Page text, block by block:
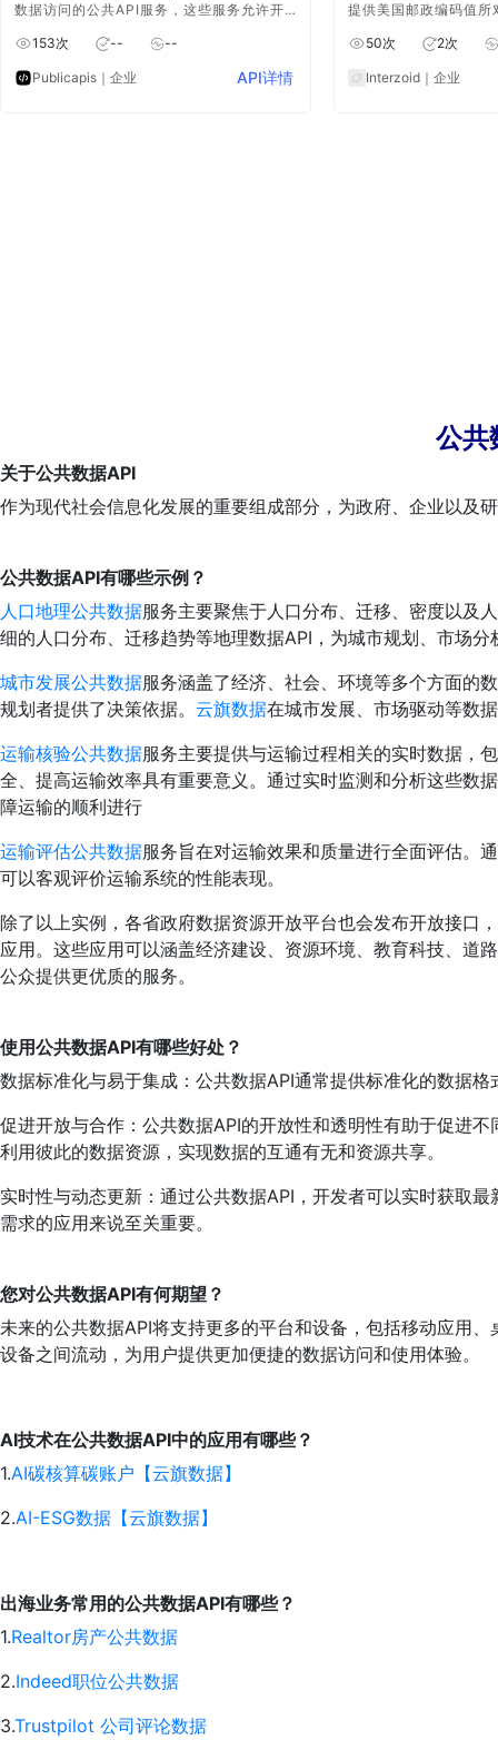
数据访问的公共API服务，这些服务允许开
据，包括地理、人口统计、经济等多方面的
信息。
153次 -- --
Publicapis ｜企业 API详情
提供美国邮政编码值所
准的相关人口数据，
力的数据支持。
50次 2次
Interzoid ｜企业
公共
关于公共数据API
作为现代社会信息化发展的重要组成部分，为政府、企业以及
公共数据API有哪些示例？
人口地理公共数据服务主要聚焦于人口分布、迁移、密度以及
细的人口分布、迁移趋势等地理数据API，为城市规划、市场分
城市发展公共数据服务涵盖了经济、社会、环境等多个方面的
规划者提供了决策依据。 云旗数据在城市发展、市场驱动等数
运输核验公共数据服务主要提供与运输过程相关的实时数据，
全、提高运输效率具有重要意义。通过实时监测和分析这些数
障运输的顺利进行
运输评估公共数据服务旨在对运输效果和质量进行全面评估。
可以客观评价运输系统的性能表现。
除了以上实例，各省政府数据资源开放平台也会发布开放接口
应用。这些应用可以涵盖经济建设、资源环境、教育科技、道
公众提供更优质的服务。
使用公共数据API有哪些好处？
数据标准化与易于集成：公共数据API通常提供标准化的数据
促进开放与合作：公共数据API的开放性和透明性有助于促进
利用彼此的数据资源，实现数据的互通有无和资源共享。
实时性与动态更新：通过公共数据API，开发者可以实时获取
需求的应用来说至关重要。
您对公共数据API有何期望？
未来的公共数据API将支持更多的平台和设备，包括移动应用
设备之间流动，为用户提供更加便捷的数据访问和使用体验。
AI技术在公共数据API中的应用有哪些？
1.AI碳核算碳账户【云旗数据】
2.AI-ESG数据【云旗数据】
出海业务常用的公共数据API有哪些？
1.Realtor房产公共数据
2.Indeed职位公共数据
3.Trustpilot 公司评论数据